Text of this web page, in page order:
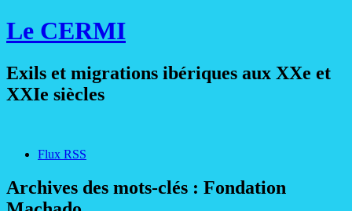
Le CERMI
Exils et migrations ibériques aux XXe et
XXIe siècles
Flux RSS
Archives des mots-clés : Fondation